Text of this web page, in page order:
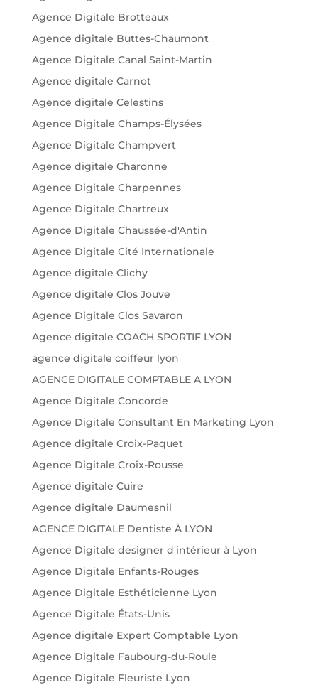
Agence Digitale Brotteaux
Agence digitale Buttes-Chaumont
Agence Digitale Canal Saint-Martin
Agence digitale Carnot
Agence digitale Celestins
Agence Digitale Champs-Élysées
Agence Digitale Champvert
Agence digitale Charonne
Agence Digitale Charpennes
Agence Digitale Chartreux
Agence Digitale Chaussée-d'Antin
Agence Digitale Cité Internationale
Agence digitale Clichy
Agence digitale Clos Jouve
Agence Digitale Clos Savaron
Agence digitale COACH SPORTIF LYON
agence digitale coiffeur lyon
AGENCE DIGITALE COMPTABLE A LYON
Agence Digitale Concorde
Agence Digitale Consultant En Marketing Lyon
Agence digitale Croix-Paquet
Agence Digitale Croix-Rousse
Agence digitale Cuire
Agence digitale Daumesnil
AGENCE DIGITALE Dentiste À LYON
Agence Digitale designer d'intérieur à Lyon
Agence Digitale Enfants-Rouges
Agence Digitale Esthéticienne Lyon
Agence Digitale États-Unis
Agence digitale Expert Comptable Lyon
Agence Digitale Faubourg-du-Roule
Agence Digitale Fleuriste Lyon